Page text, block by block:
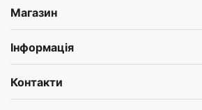
Магазин
Інформація
Контакти